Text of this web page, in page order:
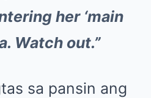
her ‘main
Watch out.”
sa pansin ang